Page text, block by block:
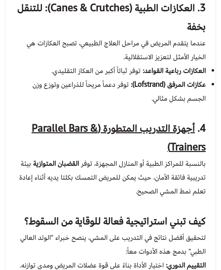
3. العكازات الطبية (Canes & Crutches): للتنقل
بخفة
عندما يتقدم المريض في مراحل العلاج الطبيعي، تصبح العكازات هي
الخيار الأمثل لتعزيز الاستقلالية.
العكازات رباعية القواعد:توفر ثباتاً أكبر من العكاز التقليدي.
عكازات المرفق (Lofstrand):
توفر دعماً مريحاً للذراعين وتوزع وزن
الجسم بشكل مثالي.
4.
أجهزة التدريب المتطورة (Parallel Bars &
Trainers)
بالنسبة للمراكز الطبية أو المنازل المجهزة، توفر القضبان المتوازيةبيئة
تدريبية فائقة الأمان، حيث يمكن للمريض التمسك بكلتا يديه أثناء إعادة
تعلم نمط المشي الصحيح.
كيف تبني استراتيجية فعالة للوقاية من السقوط؟
لتحقيق أفضل نتائج في التدريب على المشي، ينصح خبراء "الوتد العالي
الطبي" بدمج هذه الأدوات معاً:
التقييم الدوري:اختيار الأداة بناءً على قوة عضلات المريض ومدى توازنه.